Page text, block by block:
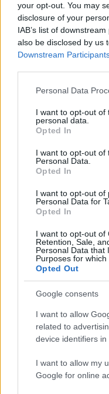
your opt-out. You may
disclosure of your
IAB’s list of
also be disclosed by us
Downstream
Please note that this
not limited to your visit
grant or deny consent
use your data for below
consent section.
Personal Data
I want to opt-out of
personal data.
Opted In
I want to opt-out of
Personal Data.
Opted In
I want to opt-out of
Personal Data for
Opted In
I want to opt-out of
Retention, Sale,
Personal Data that
Purposes for which
Opted Out
Google consents
I want to allow
related to
device identifiers in
I want to allow my
Google for online
Guía completa
de vehículos
Conoce todo lo
AUTOMOVIL
Cómo obtener
La International Drivers